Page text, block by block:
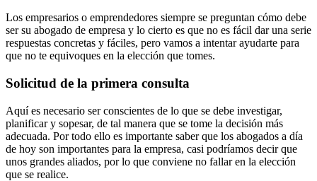
Los empresarios o emprendedores siempre se preguntan cómo debe
ser su abogado de empresa y lo cierto es que no es fácil dar una serie
respuestas concretas y fáciles, pero vamos a intentar ayudarte para
que no te equivoques en la elección que tomes.
Solicitud de la primera consulta
Aquí es necesario ser conscientes de lo que se debe investigar,
planificar y sopesar, de tal manera que se tome la decisión más
adecuada. Por todo ello es importante saber que los abogados a día
de hoy son importantes para la empresa, casi podríamos decir que
unos grandes aliados, por lo que conviene no fallar en la elección
que se realice.